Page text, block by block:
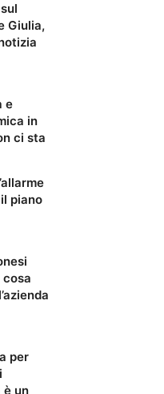
Giulia,
e
in
ci sta
piano
cosa
per
è un